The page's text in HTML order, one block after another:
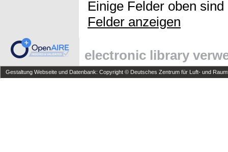
Einige Felder oben
Felder anzeigen
electronic library
Gestaltung Webseite und Datenbank: Copyright © Deutsches Zentrum für Luft- und